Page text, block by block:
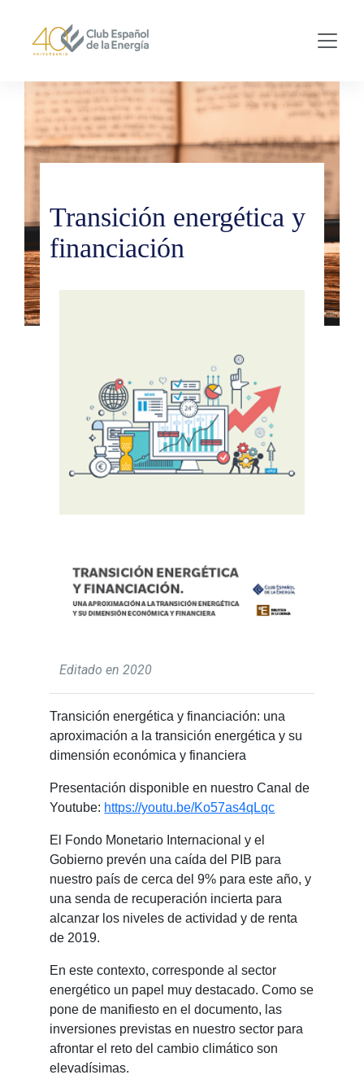
Transición energética y
financiación
Editado en 2020
Transición energética y financiación: una
aproximación a la transición energética y su
dimensión económica y financiera
Presentación disponible en nuestro Canal de
Youtube: https://youtu.be/Ko57as4qLqc
El Fondo Monetario Internacional y el
Gobierno prevén una caída del PIB para
nuestro país de cerca del 9% para este año, y
una senda de recuperación incierta para
alcanzar los niveles de actividad y de renta
de 2019.
En este contexto, corresponde al sector
energético un papel muy destacado. Como se
pone de manifiesto en el documento, las
inversiones previstas en nuestro sector para
afrontar el reto del cambio climático son
elevadísimas.